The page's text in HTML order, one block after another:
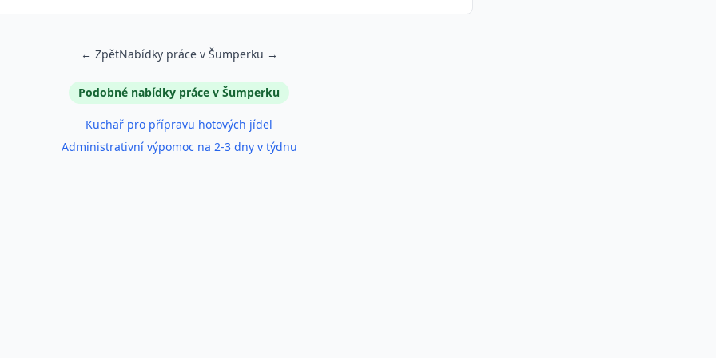
← ZpětNabídky práce v Šumperku →
Podobné nabídky práce v Šumperku
Kuchař pro přípravu hotových jídel
Administrativní výpomoc na 2-3 dny v týdnu